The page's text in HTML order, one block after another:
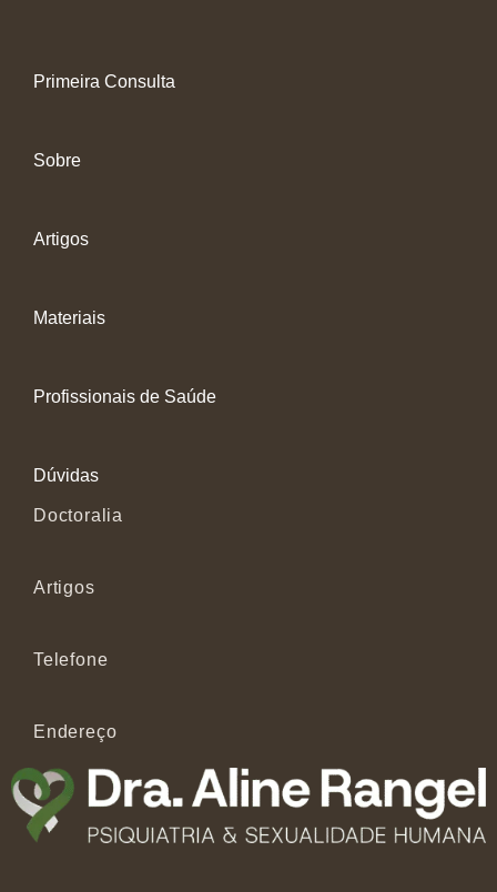
Primeira Consulta
Sobre
Artigos
Materiais
Profissionais de Saúde
Dúvidas
Doctoralia
Artigos
Telefone
Endereço